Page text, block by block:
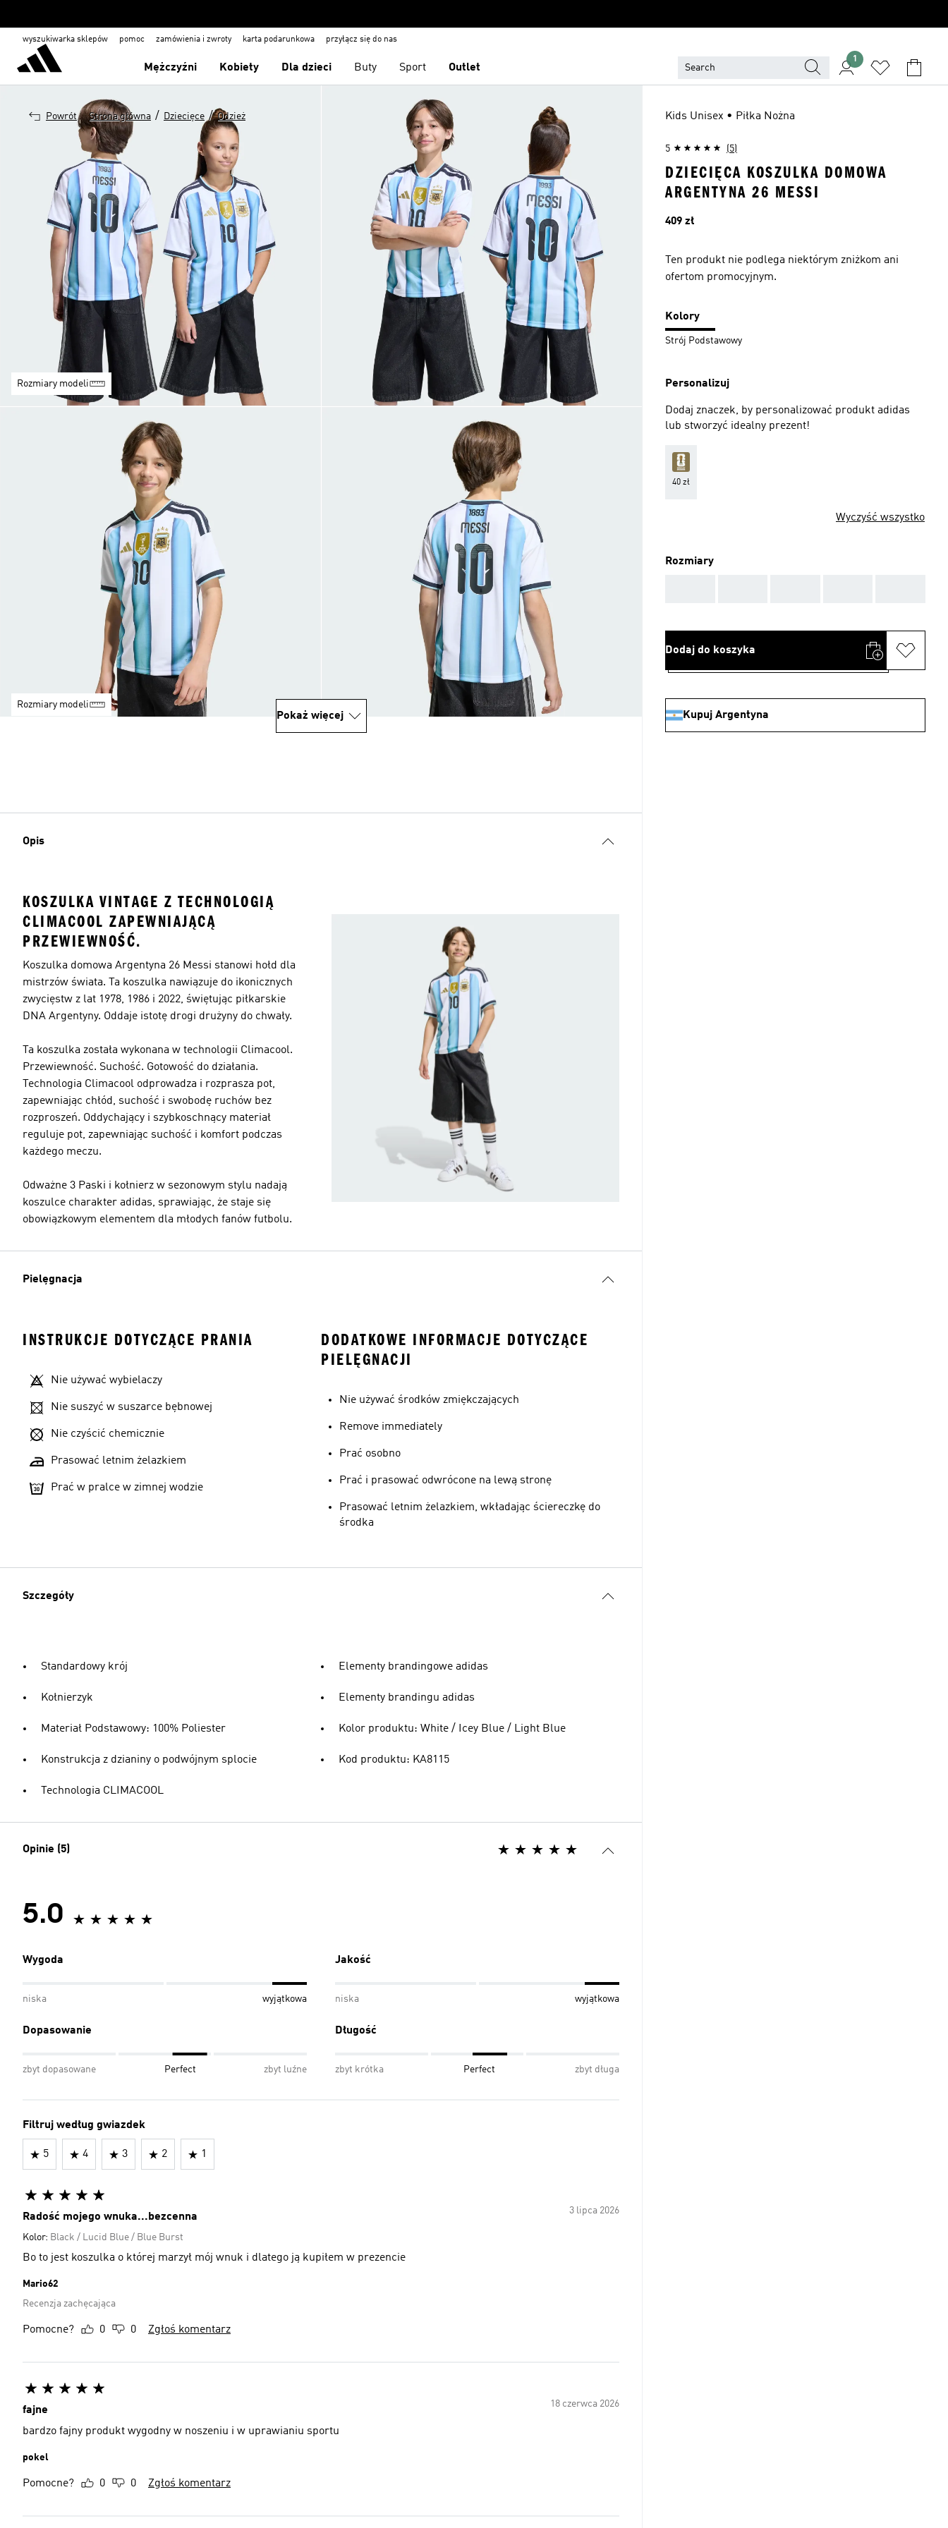
wyszukiwarka sklepów pomoc zamówienia i zwroty karta podarunkowa przyłącz się do nas
Mężczyźni Kobiety Dla dzieci Buty Sport Outlet
1
Powrót Strona główna / Dziecięce / Odzież
Rozmiary modeli
Rozmiary modeli
Pokaż więcej
Opis
KOSZULKA VINTAGE Z TECHNOLOGIĄ
CLIMACOOL ZAPEWNIAJĄCĄ
PRZEWIEWNOŚĆ.
Koszulka domowa Argentyna 26 Messi stanowi hołd dla
mistrzów świata. Ta koszulka nawiązuje do ikonicznych
zwycięstw z lat 1978, 1986 i 2022, świętując piłkarskie
DNA Argentyny. Oddaje istotę drogi drużyny do chwały.
Ta koszulka została wykonana w technologii Climacool.
Przewiewność. Suchość. Gotowość do działania.
Technologia Climacool odprowadza i rozprasza pot,
zapewniając chłód, suchość i swobodę ruchów bez
rozproszeń. Oddychający i szybkoschnący materiał
reguluje pot, zapewniając suchość i komfort podczas
każdego meczu.
Odważne 3 Paski i kołnierz w sezonowym stylu nadają
koszulce charakter adidas, sprawiając, że staje się
obowiązkowym elementem dla młodych fanów futbolu.
Pielęgnacja
INSTRUKCJE DOTYCZĄCE PRANIA
Nie używać wybielaczy
Nie suszyć w suszarce bębnowej
Nie czyścić chemicznie
Prasować letnim żelazkiem
Prać w pralce w zimnej wodzie
DODATKOWE INFORMACJE DOTYCZĄCE
PIELĘGNACJI
Nie używać środków zmiękczających
Remove immediately
Prać osobno
Prać i prasować odwrócone na lewą stronę
Prasować letnim żelazkiem, wkładając ściereczkę do
środka
Szczegóły
Standardowy krój
Kołnierzyk
Materiał Podstawowy: 100% Poliester
Konstrukcja z dzianiny o podwójnym splocie
Technologia CLIMACOOL
Elementy brandingowe adidas
Elementy brandingu adidas
Kolor produktu: White / Icey Blue / Light Blue
Kod produktu: KA8115
Opinie (5)
5.0
Wygoda
niska wyjątkowa
Jakość
niska wyjątkowa
Dopasowanie
zbyt dopasowane Perfect zbyt luźne
Długość
zbyt krótka Perfect zbyt długa
Filtruj według gwiazdek
5 4 3 2 1
3 lipca 2026
Radość mojego wnuka...bezcenna
Kolor: Black / Lucid Blue / Blue Burst
Bo to jest koszulka o której marzył mój wnuk i dlatego ją kupiłem w prezencie
Mario62
Recenzja zachęcająca
Pomocne? 0 0 Zgłoś komentarz
18 czerwca 2026
fajne
bardzo fajny produkt wygodny w noszeniu i w uprawianiu sportu
pokel
Pomocne? 0 0 Zgłoś komentarz
Kids Unisex • Piłka Nożna
5 (5)
DZIECIĘCA KOSZULKA DOMOWA
ARGENTYNA 26 MESSI
Cena
409 zł
Ten produkt nie podlega niektórym zniżkom ani
ofertom promocyjnym.
Kolory
Strój Podstawowy
Personalizuj
Dodaj znaczek, by personalizować produkt adidas
lub stworzyć idealny prezent!
40 zł
Wyczyść wszystko
Rozmiary
Dodaj do koszyka
Kupuj Argentyna